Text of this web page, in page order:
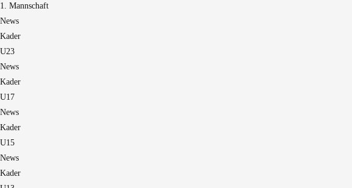
1. Mannschaft
News
Kader
U23
News
Kader
U17
News
Kader
U15
News
Kader